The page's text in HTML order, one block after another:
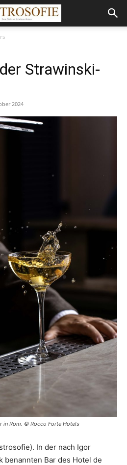
Strawinski-
2024
in Rom. © Rocco Forte Hotels
In der nach Igor
benannten Bar des Hotel de